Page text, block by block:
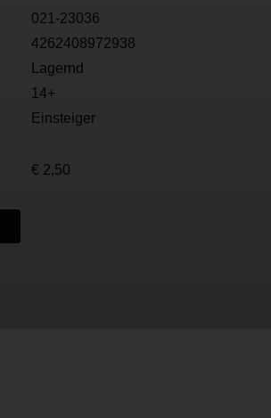
021-23036
4262408972938
Lagernd
14+
Einsteiger
€ 2,50